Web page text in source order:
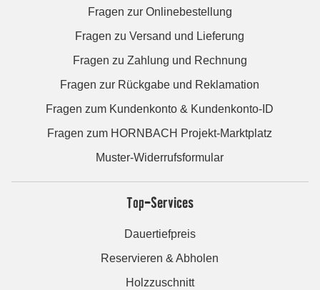
Fragen zur Onlinebestellung
Fragen zu Versand und Lieferung
Fragen zu Zahlung und Rechnung
Fragen zur Rückgabe und Reklamation
Fragen zum Kundenkonto & Kundenkonto-ID
Fragen zum HORNBACH Projekt-Marktplatz
Muster-Widerrufsformular
Top-Services
Dauertiefpreis
Reservieren & Abholen
Holzzuschnitt